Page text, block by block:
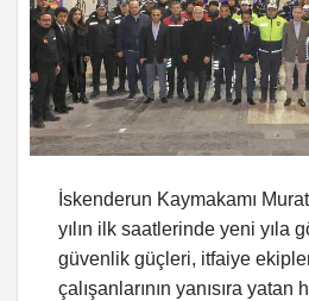
İskenderun Kaymakamı
yılın ilk saatlerinde yeni yıla
güvenlik güçleri, itfaiye
çalışanlarının yanısıra yatan